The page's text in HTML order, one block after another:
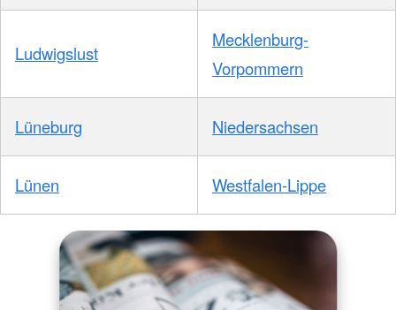
Ludwigslust
Mecklenburg-
Vorpommern
Lüneburg Niedersachsen
Lünen Westfalen-Lippe